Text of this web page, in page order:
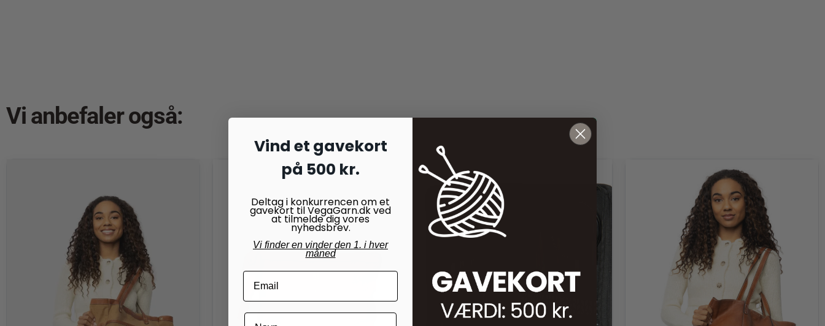
Vi anbefaler også:
Vind et gavekort
på 500 kr.
Deltag i konkurrencen om et
gavekort til VegaGarn.dk ved
at tilmelde dig vores
nyhedsbrev.
Vi finder en vinder den 1. i hver
måned